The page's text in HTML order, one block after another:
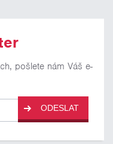
pošlete nám Váš e-
ODESLAT